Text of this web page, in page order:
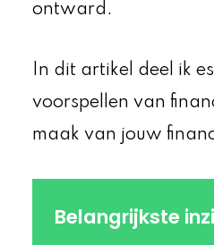
ontward.
In dit artikel deel ik
voorspellen van
maak van jouw
Belangrijkste